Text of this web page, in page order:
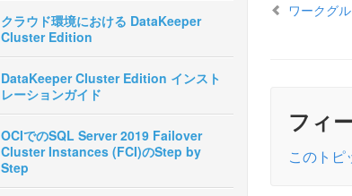
クラウド環境における DataKeeper
Cluster Edition
DataKeeper Cluster Edition インスト
レーションガイド
OCIでのSQL Server 2019 Failover
Cluster Instances (FCI)のStep by
Step
ワークグ
フィ
このトピ